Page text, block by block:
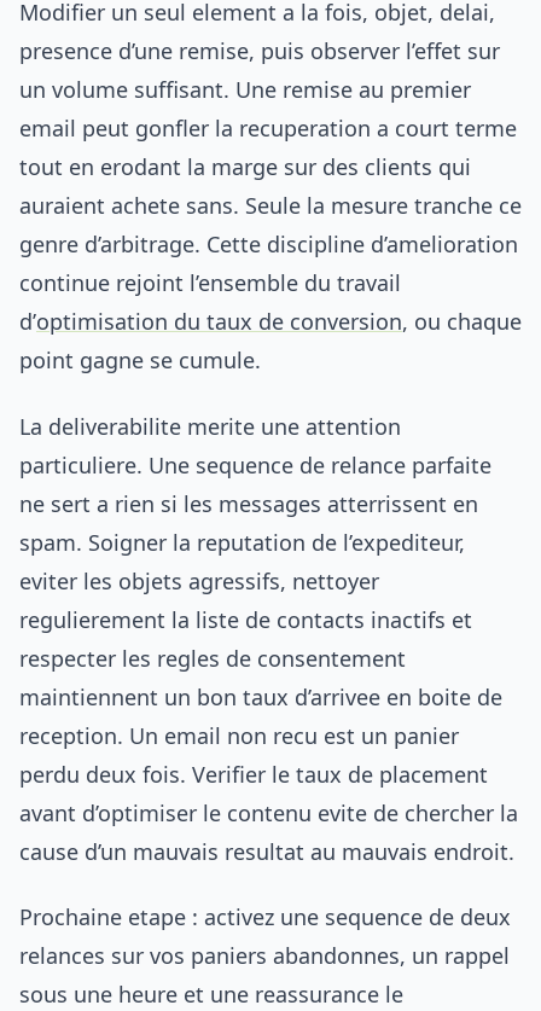
Modifier un seul element a la fois, objet, delai,
presence d’une remise, puis observer l’effet sur
un volume suffisant. Une remise au premier
email peut gonfler la recuperation a court terme
tout en erodant la marge sur des clients qui
auraient achete sans. Seule la mesure tranche ce
genre d’arbitrage. Cette discipline d’amelioration
continue rejoint l’ensemble du travail
d’optimisation du taux de conversion, ou chaque
point gagne se cumule.
La deliverabilite merite une attention
particuliere. Une sequence de relance parfaite
ne sert a rien si les messages atterrissent en
spam. Soigner la reputation de l’expediteur,
eviter les objets agressifs, nettoyer
regulierement la liste de contacts inactifs et
respecter les regles de consentement
maintiennent un bon taux d’arrivee en boite de
reception. Un email non recu est un panier
perdu deux fois. Verifier le taux de placement
avant d’optimiser le contenu evite de chercher la
cause d’un mauvais resultat au mauvais endroit.
Prochaine etape : activez une sequence de deux
relances sur vos paniers abandonnes, un rappel
sous une heure et une reassurance le